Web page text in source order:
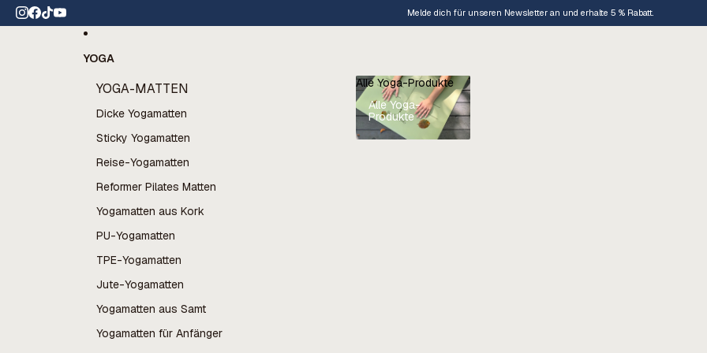
auf Trustpilot Melde dich für unseren Newsletter an und erhalte 5 % Rabatt.
YOGA
YOGA-MATTEN
Dicke Yogamatten
Sticky Yogamatten
Reise-Yogamatten
Reformer Pilates Matten
Yogamatten aus Kork
PU-Yogamatten
TPE-Yogamatten
Jute-Yogamatten
Yogamatten aus Samt
Yogamatten für Anfänger
Alle Yoga-Produkte
Alle Yoga-
Produkte